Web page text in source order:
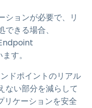
ションが必要で、リ
きる場合、
す。
ドポイントのリアル
ない部分を減らして
リケーションを安全